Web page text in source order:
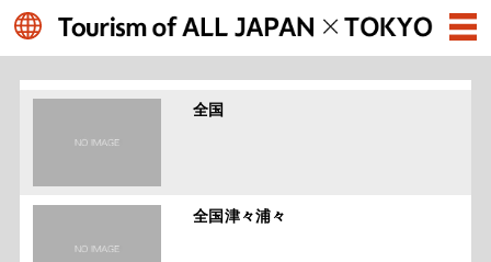
全国
全国津々浦々